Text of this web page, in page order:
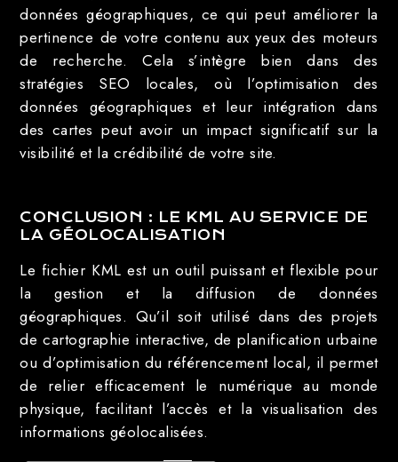
données géographiques, ce qui peut améliorer la
pertinence de votre contenu aux yeux des moteurs
de recherche. Cela s’intègre bien dans des
stratégies SEO locales, où l’optimisation des
données géographiques et leur intégration dans
des cartes peut avoir un impact significatif sur la
visibilité et la crédibilité de votre site.
CONCLUSION : LE KML AU SERVICE DE
LA GÉOLOCALISATION
Le fichier KML est un outil puissant et flexible pour
la gestion et la diffusion de données
géographiques. Qu’il soit utilisé dans des projets
de cartographie interactive, de planification urbaine
ou d’optimisation du référencement local, il permet
de relier efficacement le numérique au monde
physique, facilitant l’accès et la visualisation des
informations géolocalisées.